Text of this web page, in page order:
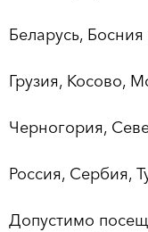
Беларусь,
Грузия, Косово,
Черногория,
Россия, Сербия,
Допустимо